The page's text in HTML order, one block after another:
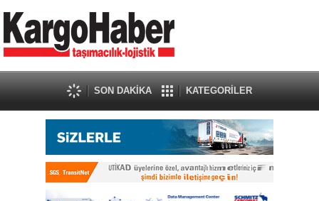
SON DAKİKA KATEGORİLER